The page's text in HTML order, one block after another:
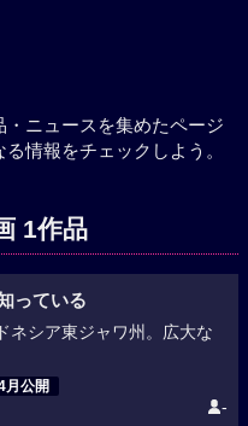
ニュースを集めたページ
情報をチェックしよう。
1作品
っている
ネシア東ジャワ州。広大な
月公開
-